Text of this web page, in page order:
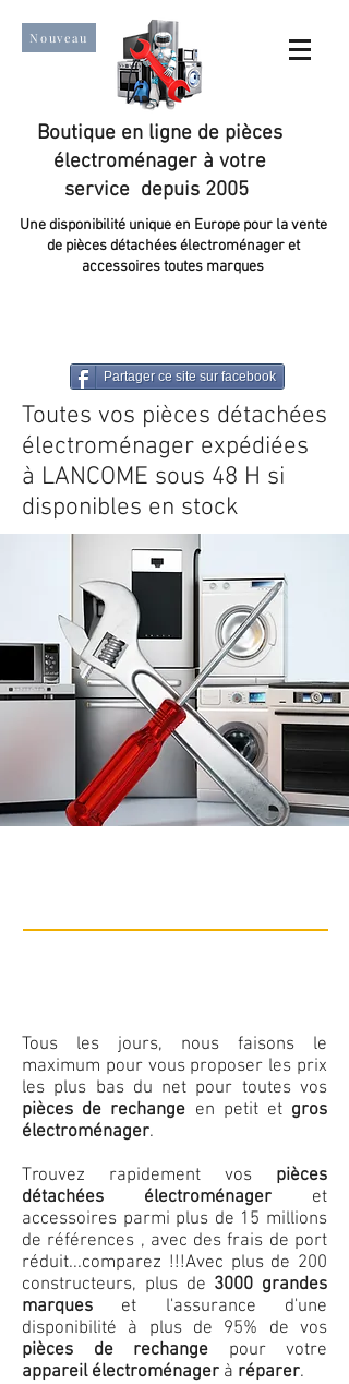
Nouveau
Boutique en ligne de pièces
électroménager à votre
service depuis 2005
Une disponibilité unique en Europe pour la vente
de pièces détachées électroménager et
accessoires toutes marques
Partager ce site sur facebook
Toutes vos pièces détachées
électroménager expédiées
à LANCOME sous 48 H si
disponibles en stock
Tous les jours, nous faisons le
maximum pour vous proposer les prix
les plus bas du net pour toutes vos
pièces de rechange en petit et gros
électroménager.
Trouvez rapidement vos pièces
détachées électroménager et
accessoires parmi plus de 15 millions
de références , avec des frais de port
réduit...comparez !!!Avec plus de 200
constructeurs, plus de 3000 grandes
marques et l'assurance d'une
disponibilité à plus de 95% de vos
pièces de rechange pour votre
appareil électroménager à réparer.